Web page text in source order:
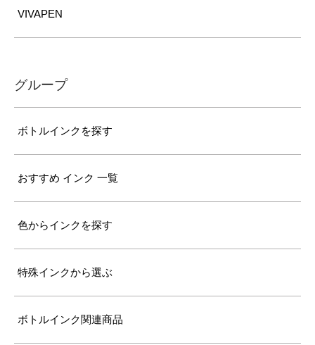
VIVAPEN
グループ
ボトルインクを探す
おすすめ インク 一覧
色からインクを探す
特殊インクから選ぶ
ボトルインク関連商品